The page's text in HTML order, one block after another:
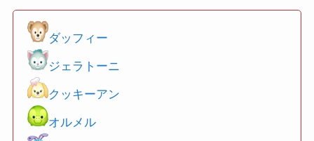
ダッフィー
ジェラトーニ
クッキーアン
オルメル